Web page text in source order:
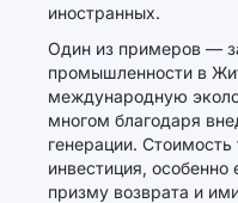
иностранных.
Один из примеров —
промышленности в
международную
многом благодаря
генерации.
инвестиция,
призму возврата и